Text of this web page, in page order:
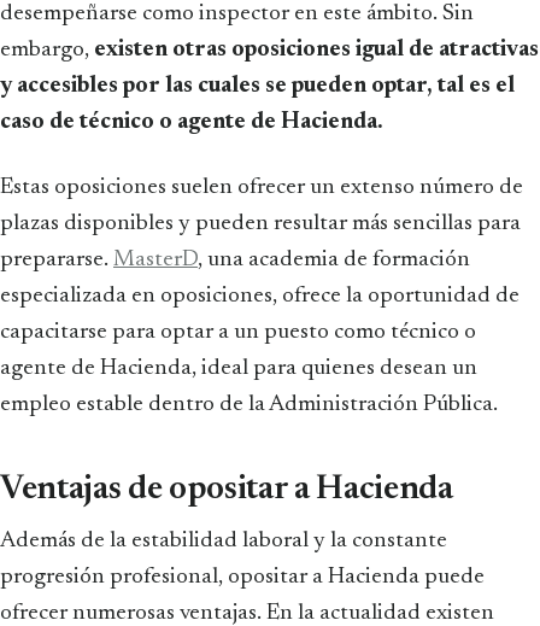
desempeñarse como inspector en este ámbito. Sin
embargo, existen otras oposiciones igual de atractivas
y accesibles por las cuales se pueden optar, tal es el
caso de técnico o agente de Hacienda.
Estas oposiciones suelen ofrecer un extenso número de
plazas disponibles y pueden resultar más sencillas para
prepararse. MasterD, una academia de formación
especializada en oposiciones, ofrece la oportunidad de
capacitarse para optar a un puesto como técnico o
agente de Hacienda, ideal para quienes desean un
empleo estable dentro de la Administración Pública.
Ventajas de opositar a Hacienda
Además de la estabilidad laboral y la constante
progresión profesional, opositar a Hacienda puede
ofrecer numerosas ventajas. En la actualidad existen